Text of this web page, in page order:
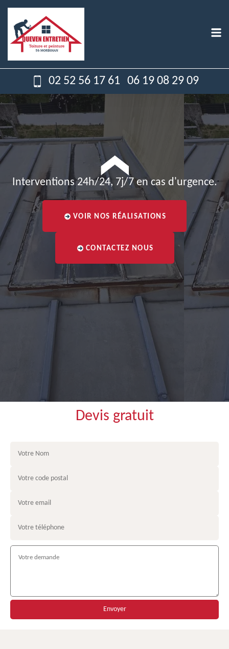
02 52 56 17 61 06 19 08 29 09
Interventions 24h/24, 7j/7 en cas d'urgence.
VOIR NOS RÉALISATIONS
CONTACTEZ NOUS
Devis gratuit